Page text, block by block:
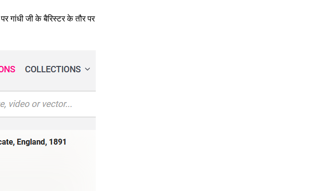
पर गांधी जी के बैरिस्टर के तौर पर